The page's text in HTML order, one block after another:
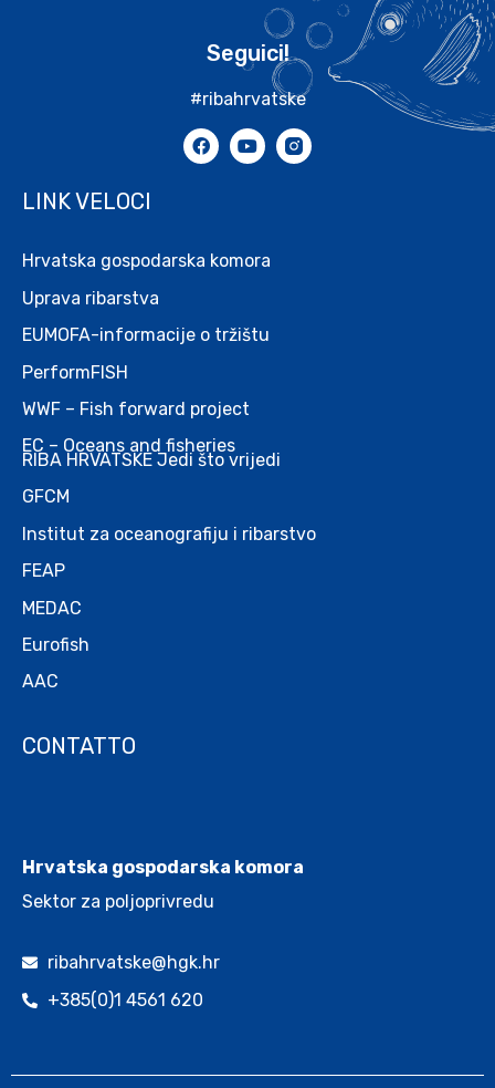
Seguici!
#ribahrvatske
LINK VELOCI
Hrvatska gospodarska komora
Uprava ribarstva
EUMOFA-informacije o tržištu
PerformFISH
WWF – Fish forward project
EC – Oceans and fisheries
RIBA HRVATSKE Jedi što vrijedi
GFCM
Institut za oceanografiju i ribarstvo
FEAP
MEDAC
Eurofish
AAC
CONTATTO
Hrvatska gospodarska komora
Sektor za poljoprivredu
ribahrvatske@hgk.hr
+385(0)1 4561 620